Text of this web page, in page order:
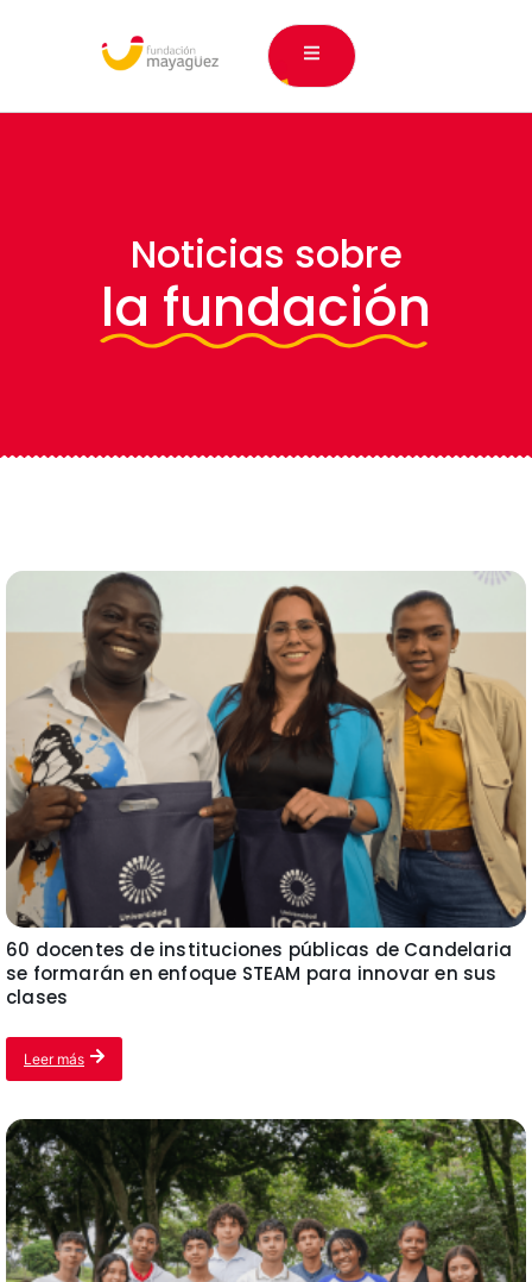
Noticias sobre
la fundación
60 docentes de instituciones públicas de Candelaria
se formarán en enfoque STEAM para innovar en sus
clases
Leer más